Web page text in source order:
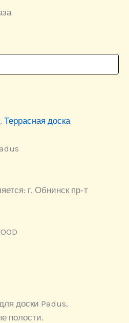
, Террасная доска
г. Обнинск пр-т
доски Padus,
полости.